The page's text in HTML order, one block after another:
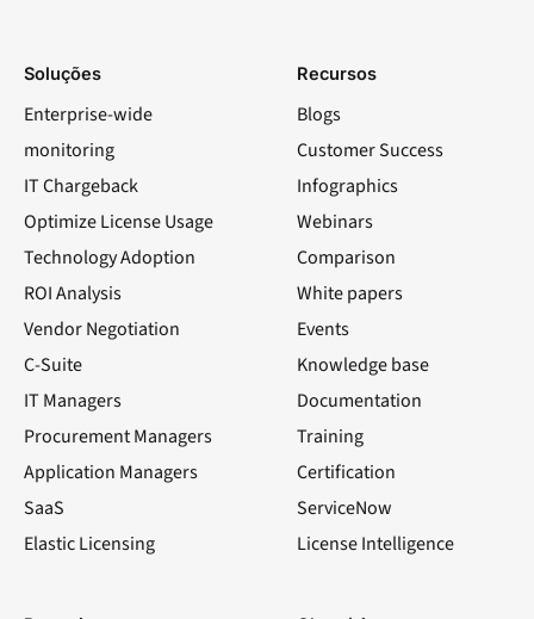
Soluções
Enterprise-wide
monitoring
IT Chargeback
Optimize License Usage
Technology Adoption
ROI Analysis
Vendor Negotiation
C-Suite
IT Managers
Procurement Managers
Application Managers
SaaS
Elastic Licensing
Recursos
Blogs
Customer Success
Infographics
Webinars
Comparison
White papers
Events
Knowledge base
Documentation
Training
Certification
ServiceNow
License Intelligence